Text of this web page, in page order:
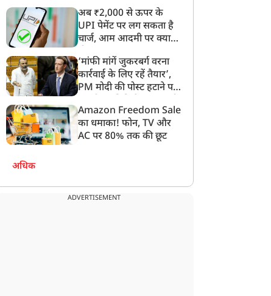
न्यूज
'आपराधिक प्रवृति, गलत
को स्वीकार नहीं...', बांकीपुर
के बाद सम्राट चौधरी पर
'पाकिस्तानी एजेंट है, गिरफ्तार
शिकायत दर्ज, की गई गंभीर
मांग
अब ₹2,000 से ऊपर के
UPI पेमेंट पर लग सकता है
चार्ज, आम आदमी पर क्या
‘मांफी मांगें जुकरबर्ग वरना
कार्रवाई के लिए रहें तैयार’,
PM मोदी की पोस्ट हटाने पर
लगाई फटकार
Amazon Freedom Sale
का धमाका! फोन, TV और
AC पर 80% तक की छूट
अधिक
ADVERTISEMENT